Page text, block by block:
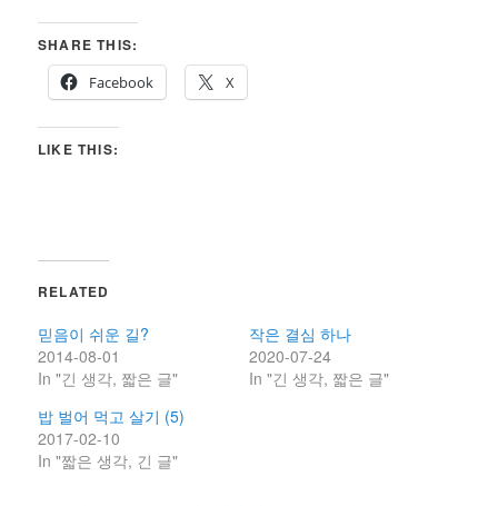
SHARE THIS:
Facebook
X
LIKE THIS:
RELATED
믿음이 쉬운 길?
2014-08-01
In "긴 생각, 짧은 글"
작은 결심 하나
2020-07-24
In "긴 생각, 짧은 글"
밥 벌어 먹고 살기 (5)
2017-02-10
In "짧은 생각, 긴 글"